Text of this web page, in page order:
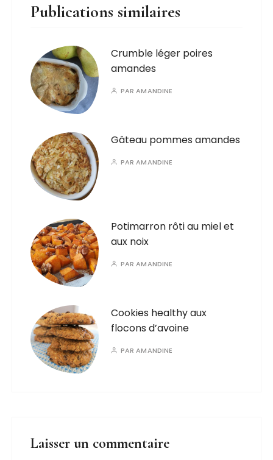
Publications similaires
Crumble léger poires
amandes
PARAMANDINE
Gâteau pommes amandes
PARAMANDINE
Potimarron rôti au miel et
aux noix
PARAMANDINE
Cookies healthy aux
flocons d’avoine
PARAMANDINE
Laisser un commentaire